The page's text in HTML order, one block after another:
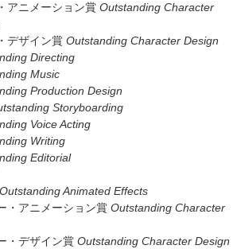
アニメーション賞 Outstanding Character
デザイン賞 Outstanding Character Design
Directing
Music
Production Design
Storyboarding
Voice Acting
Writing
Editorial
Outstanding Animated Effects
・アニメーション賞 Outstanding Character
・デザイン賞 Outstanding Character Design